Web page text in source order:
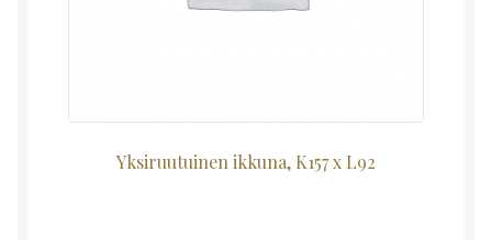
Yksiruutuinen ikkuna, K157 x L92